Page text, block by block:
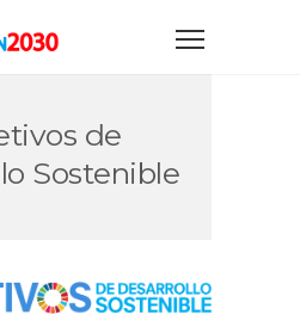
de
Sostenible